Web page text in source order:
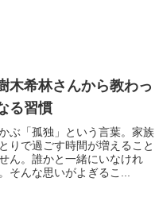
木希林さんから教わっ
る習慣
ぶ「孤独」という言葉。家族
りで過ごす時間が増えること
ん。誰かと一緒にいなけれ
そんな思いがよぎるこ...